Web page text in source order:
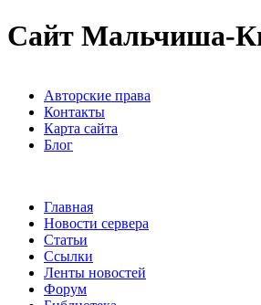
Сайт Мальчиша-
Авторские права
Контакты
Карта сайта
Блог
Главная
Новости сервера
Статьи
Ссылки
Ленты новостей
Форум